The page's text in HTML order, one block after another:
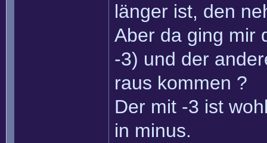
länger ist, den
Aber da ging mir
-3) und der
raus kommen ?
Der mit -3 ist
in minus.